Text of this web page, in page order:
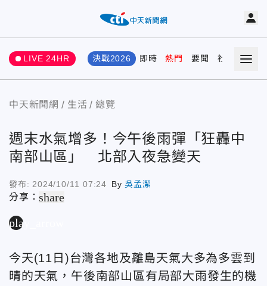
LIVE 24HR 決戰2026 即時 熱門 要聞 社會 娛樂
中天新聞網 生活 總覽
週末水氣增多！今午後雨彈「狂轟中
南部山區」 北部入夜急變天
發布: 2024/10/11 07:24 By吳孟潔
分享：share
play_arrow
今天(11日)台灣各地及離島天氣大多為多雲到
晴的天氣，午後南部山區有局部大雨發生的機